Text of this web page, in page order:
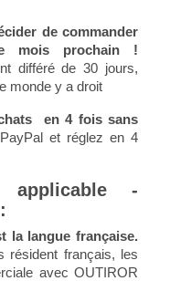
de commander
mois prochain !
différé de 30 jours,
monde y a droit
en 4 fois sans
et réglez en 4
-
la langue française.
résident français, les
avec OUTIROR